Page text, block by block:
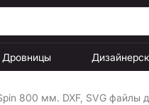
Дровницы
800 мм. DXF, SVG файлы